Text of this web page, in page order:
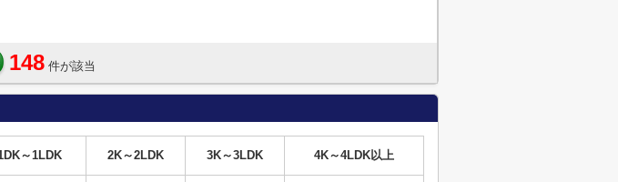
148 件が該当
～1LDK 2K～2LDK 3K～3LDK 4K～4LDK以上